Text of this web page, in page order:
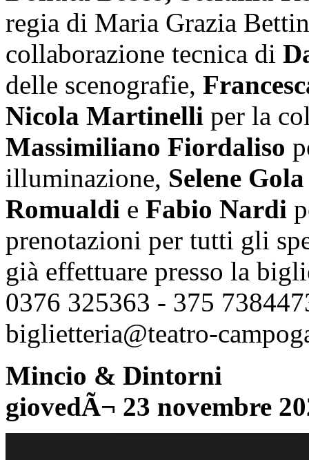
regia di Maria Grazia
collaborazione tecnica di
delle scenografie,
Nicola Martinelli per la
Massimiliano Fiordaliso
illuminazione, Selene Gola
Romualdi e Fabio Nardi
prenotazioni per tutti gli
già effettuare presso la
0376 325363 - 375
biglietteria@teatro-
Mincio & Dintorni
giovedÃ¬ 23 novembre